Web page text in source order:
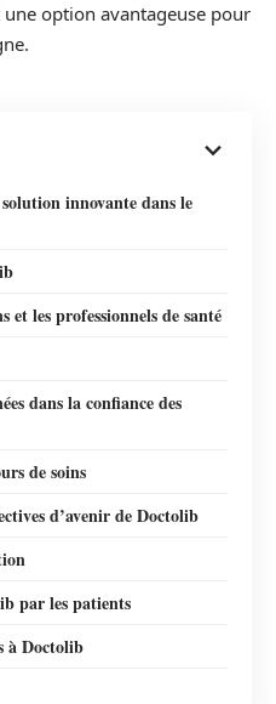
option avantageuse pour
innovante dans le
et les professionnels de santé
dans la confiance des
de soins
d’avenir de Doctolib
par les patients
à Doctolib